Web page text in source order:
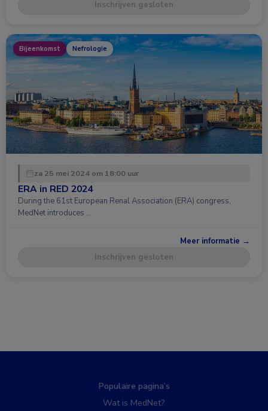
Inschrijven gesloten
Bijeenkomst Nefrologie
za 25 mei 2024 om 18:00 uur
ERA in RED 2024
During the 61st European Renal Association (ERA) congress,
MedNet introduces …
Meer informatie →
Inschrijven gesloten
Populaire pagina’s
Wat is MedNet?